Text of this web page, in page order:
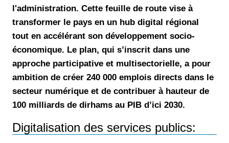
l'administration. Cette feuille de route vise à
transformer le pays en un hub digital régional
tout en accélérant son développement socio-
économique. Le plan, qui s’inscrit dans une
approche participative et multisectorielle, a pour
ambition de créer 240 000 emplois directs dans le
secteur numérique et de contribuer à hauteur de
100 milliards de dirhams au PIB d’ici 2030.
Digitalisation des services publics: